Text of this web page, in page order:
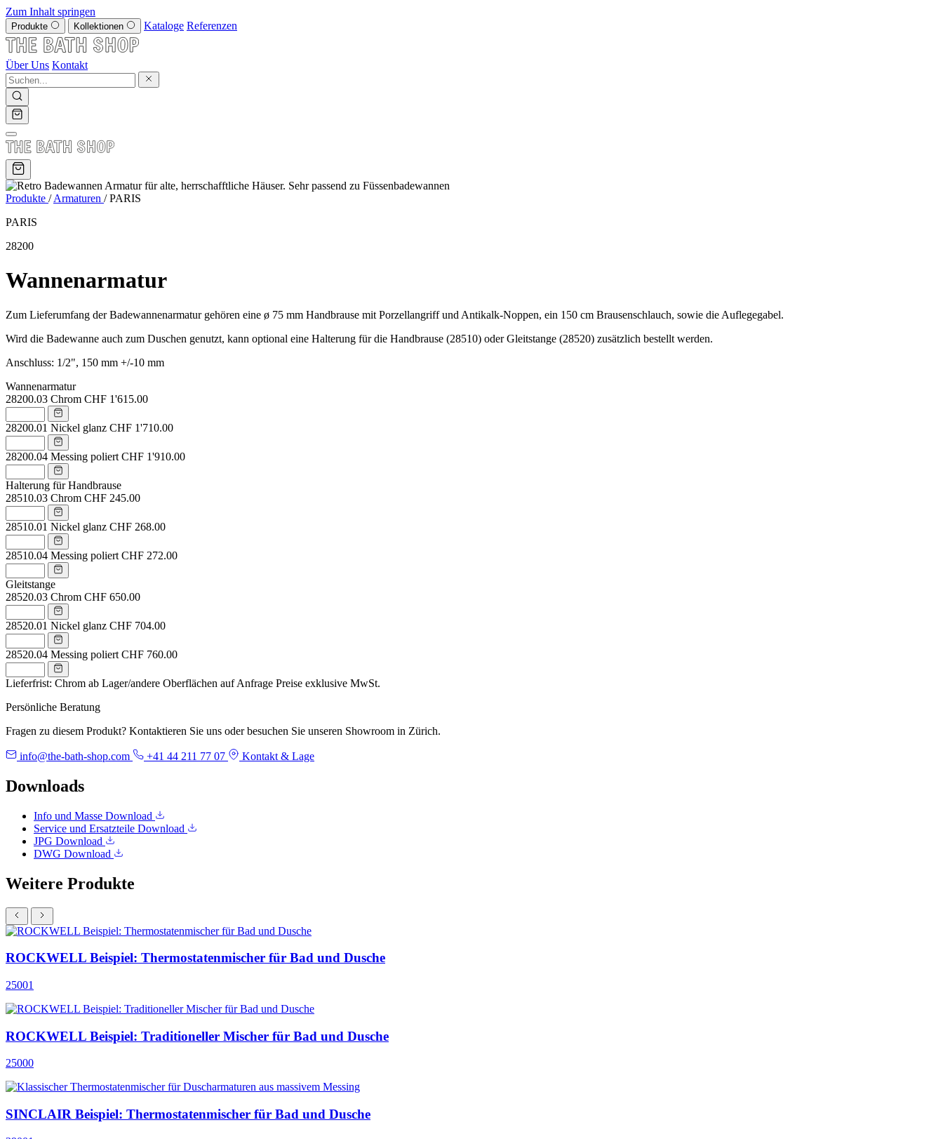
Zum Inhalt springen
Produkte Kollektionen Kataloge Referenzen
Über Uns Kontakt
Produkte / Armaturen / PARIS
PARIS
28200
Wannenarmatur
Zum Lieferumfang der Badewannenarmatur gehören eine ø 75 mm Handbrause mit Porzellangriff und Antikalk-Noppen, ein 150 cm Brausenschlauch, sowie die Auflegegabel.
Wird die Badewanne auch zum Duschen genutzt, kann optional eine Halterung für die Handbrause (28510) oder Gleitstange (28520) zusätzlich bestellt werden.
Anschluss: 1/2", 150 mm +/-10 mm
Wannenarmatur
28200.03 Chrom CHF 1'615.00
28200.01 Nickel glanz CHF 1'710.00
28200.04 Messing poliert CHF 1'910.00
Halterung für Handbrause
28510.03 Chrom CHF 245.00
28510.01 Nickel glanz CHF 268.00
28510.04 Messing poliert CHF 272.00
Gleitstange
28520.03 Chrom CHF 650.00
28520.01 Nickel glanz CHF 704.00
28520.04 Messing poliert CHF 760.00
Lieferfrist: Chrom ab Lager/andere Oberflächen auf Anfrage Preise exklusive MwSt.
Persönliche Beratung
Fragen zu diesem Produkt? Kontaktieren Sie uns oder besuchen Sie unseren Showroom in Zürich.
info@the-bath-shop.com +41 44 211 77 07 Kontakt & Lage
Downloads
Info und Masse Download
Service und Ersatzteile Download
JPG Download
DWG Download
Weitere Produkte
ROCKWELL Beispiel: Thermostatenmischer für Bad und Dusche
25001
ROCKWELL Beispiel: Traditioneller Mischer für Bad und Dusche
25000
SINCLAIR Beispiel: Thermostatenmischer für Bad und Dusche